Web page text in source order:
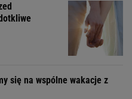
się na wspólne wakacje z